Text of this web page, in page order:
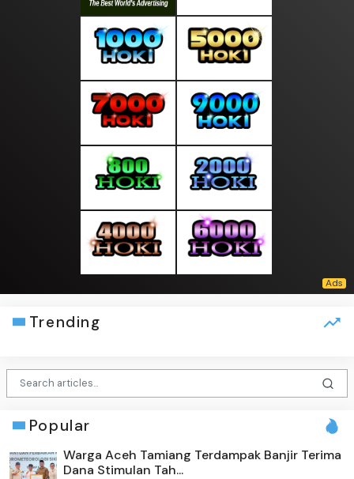
Trending
Popular
Warga Aceh Tamiang Terdampak Banjir Terima
Dana Stimulan Tah...